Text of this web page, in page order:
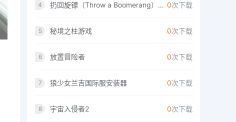
4 扔回旋镖（Throw a Boomerang）手游 0次下载
5 秘境之柱游戏 0次下载
6 放置冒险者 0次下载
7 狼少女兰吉国际服安装器 0次下载
8 宇宙入侵者2 0次下载